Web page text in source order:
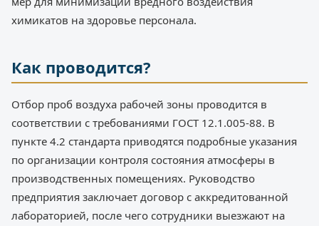
химикатов на здоровье персонала.
Как проводится?
Отбор проб воздуха рабочей зоны проводится в
соответствии с требованиями ГОСТ 12.1.005-88. В
пункте 4.2 стандарта приводятся подробные указания
по организации контроля состояния атмосферы в
производственных помещениях. Руководство
предприятия заключает договор с аккредитованной
лабораторией, после чего сотрудники выезжают на